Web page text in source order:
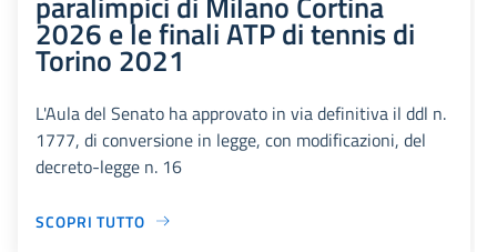
2026 e le finali ATP di tennis di
Torino 2021
L'Aula del Senato ha approvato in via definitiva il ddl n.
1777, di conversione in legge, con modificazioni, del
decreto-legge n. 16
SCOPRI TUTTO